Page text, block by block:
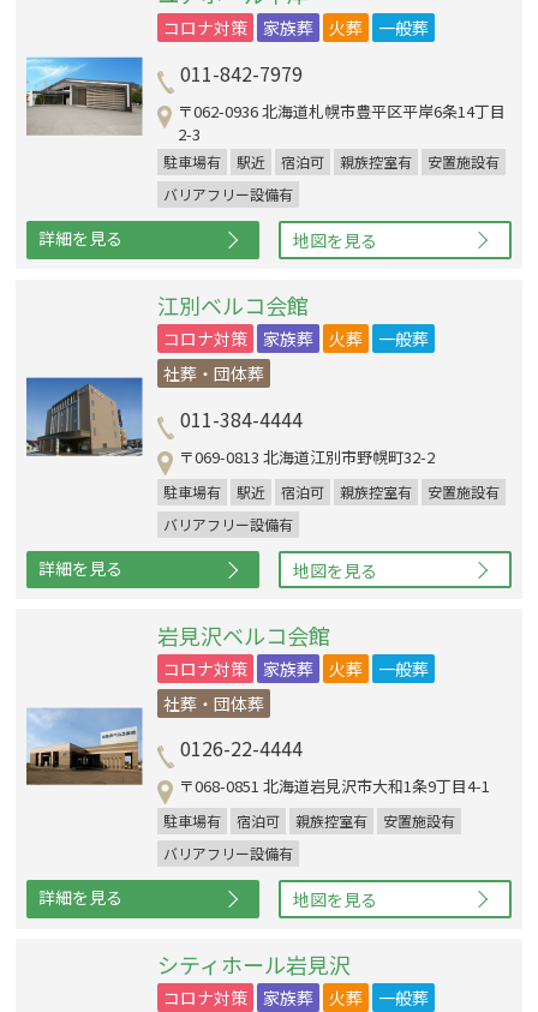
コロナ対策 家族葬 火葬 一般葬
011-842-7979
〒062-0936 北海道札幌市豊平区平岸6条14丁目
2-3
駐車場有 駅近 宿泊可 親族控室有
安置施設有
バリアフリー設備有
詳細を見る 地図を見る
江別ベルコ会館
コロナ対策 家族葬 火葬
一般葬
社葬・団体葬
011-384-4444
〒069-0813 北海道江別市野幌町32-2
駐車場有 駅近 宿泊可 親族控室有
安置施設有
バリアフリー設備有
詳細を見る 地図を見る
岩見沢ベルコ会館
コロナ対策 家族葬 火葬
一般葬
社葬・団体葬
0126-22-4444
〒068-0851 北海道岩見沢市大和1条9丁目4-1
駐車場有 宿泊可 親族控室有
安置施設有
バリアフリー設備有
詳細を見る 地図を見る
シティホール岩見沢
コロナ対策 家族葬 火葬
一般葬